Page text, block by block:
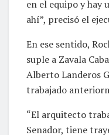
en el equipo y hay
ahí”, precisó el
En ese sentido,
suple a Zavala
Alberto Landeros
trabajado
“El arquitecto
Senador, tiene